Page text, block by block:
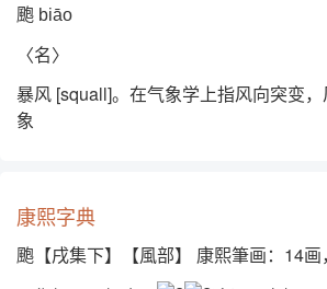
颮 biāo
〈名〉
暴风 [squall]。在气象学上指风向突变
象
康熙字典
颮【戌集下】【風部】 康熙筆画：14